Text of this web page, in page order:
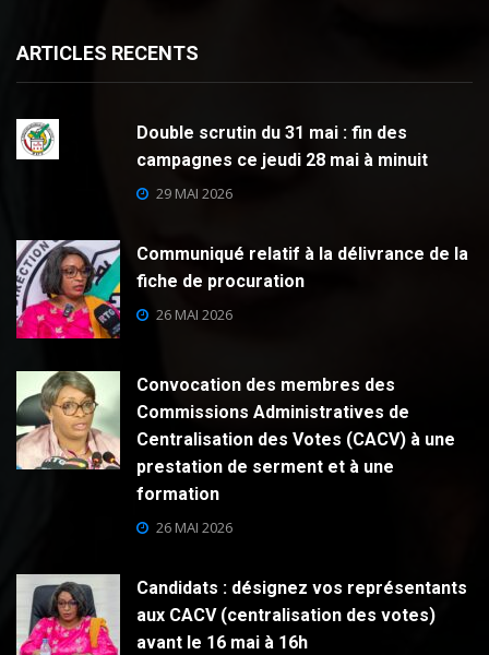
ARTICLES RECENTS
Double scrutin du 31 mai : fin des
campagnes ce jeudi 28 mai à minuit
29 MAI 2026
Communiqué relatif à la délivrance de la
fiche de procuration
26 MAI 2026
Convocation des membres des
Commissions Administratives de
Centralisation des Votes (CACV) à une
prestation de serment et à une
formation
26 MAI 2026
Candidats : désignez vos représentants
aux CACV (centralisation des votes)
avant le 16 mai à 16h